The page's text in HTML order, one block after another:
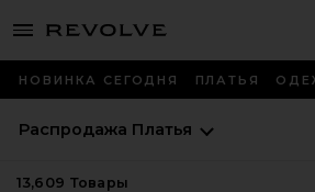
menu - shows more content
НОВИНКА СЕГОДНЯ ПЛАТЬЯ
Распродажа Платья
13,609 Товары